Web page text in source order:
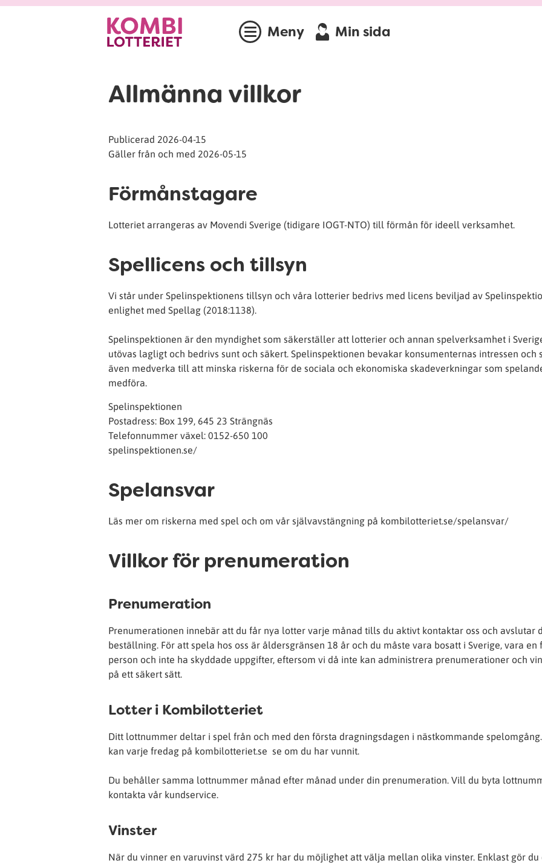
Meny Min sida
Allmänna villkor
Publicerad 2026-04-15
Gäller från och med 2026-05-15
Förmånstagare
Lotteriet arrangeras av Movendi Sverige (tidigare IOGT-NTO) till förmån för ideell verksamhet.
Spellicens och tillsyn
Vi står under Spelinspektionens tillsyn och våra lotterier bedrivs med licens beviljad av
enlighet med Spellag (2018:1138).
Spelinspektionen är den myndighet som säkerställer att lotterier och annan spelverksamhet i
utövas lagligt och bedrivs sunt och säkert. Spelinspektionen bevakar konsumenternas intressen och
även medverka till att minska riskerna för de sociala och ekonomiska skadeverkningar som
medföra.
Spelinspektionen
Postadress: Box 199, 645 23 Strängnäs
Telefonnummer växel: 0152-650 100
spelinspektionen.se/
Spelansvar
Läs mer om riskerna med spel och om vår självavstängning på kombilotteriet.se/spelansvar/
Villkor för prenumeration
Prenumeration
Prenumerationen innebär att du får nya lotter varje månad tills du aktivt kontaktar oss och avslutar
beställning. För att spela hos oss är åldersgränsen 18 år och du måste vara bosatt i Sverige, vara en
person och inte ha skyddade uppgifter, eftersom vi då inte kan administrera prenumerationer och
på ett säkert sätt.
Lotter i Kombilotteriet
Ditt lottnummer deltar i spel från och med den första dragningsdagen i nästkommande
kan varje fredag på kombilotteriet.se se om du har vunnit.
Du behåller samma lottnummer månad efter månad under din prenumeration. Vill du byta
kontakta vår kundservice.
Vinster
När du vinner en varuvinst värd 275 kr har du möjlighet att välja mellan olika vinster. Enklast gör du